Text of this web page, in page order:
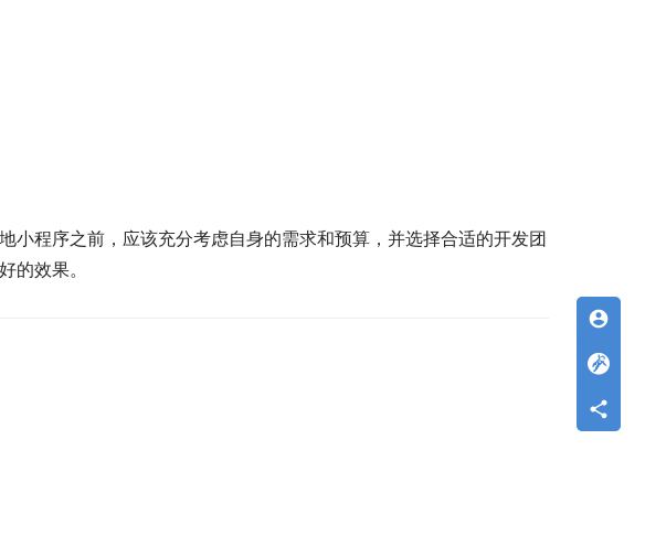
程序之前，应该充分考虑自身的需求和预算，并选择合适的开发团
的效果。
account_circle